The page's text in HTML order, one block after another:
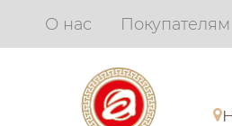
О нас Покупателям